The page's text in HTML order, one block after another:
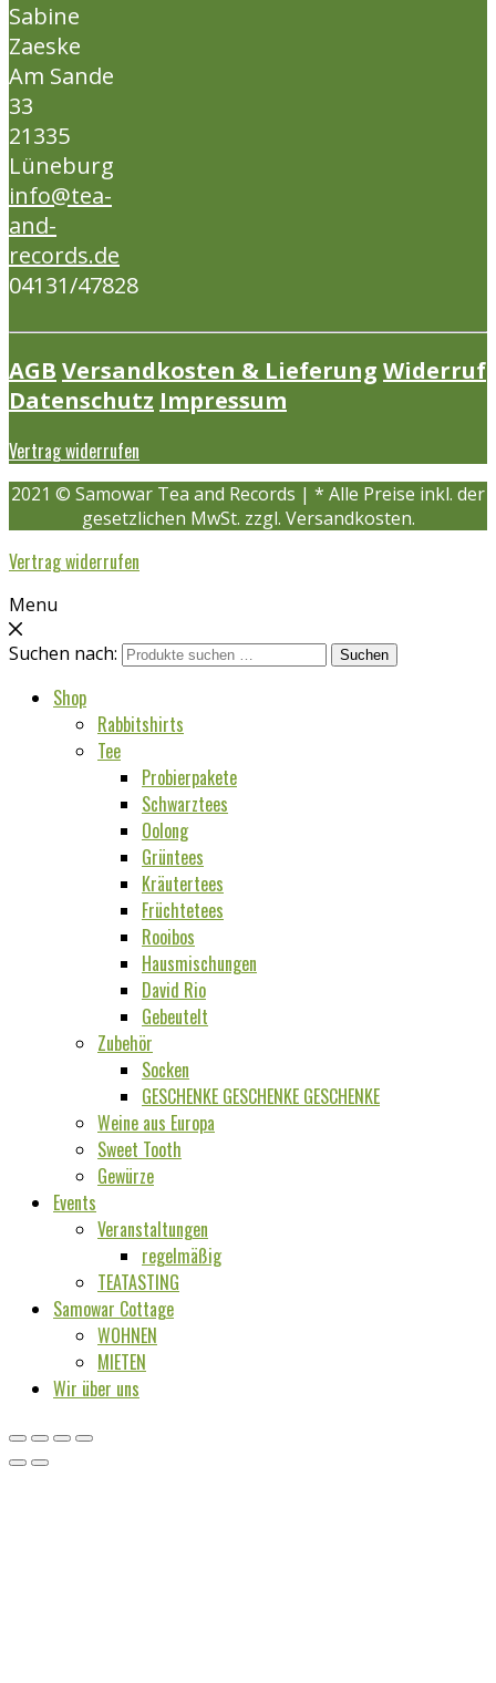
Sabine
Zaeske
Am Sande
33
21335
Lüneburg
info@tea-
and-
records.de
04131/47828
AGB Versandkosten & Lieferung Widerruf
Datenschutz Impressum
Vertrag widerrufen
2021 © Samowar Tea and Records | * Alle Preise inkl. der
gesetzlichen MwSt. zzgl. Versandkosten.
Vertrag widerrufen
Menu
Suchen nach:
Suchen
Shop
Rabbitshirts
Tee
Probierpakete
Schwarztees
Oolong
Grüntees
Kräutertees
Früchtetees
Rooibos
Hausmischungen
David Rio
Gebeutelt
Zubehör
Socken
GESCHENKE GESCHENKE GESCHENKE
Weine aus Europa
Sweet Tooth
Gewürze
Events
Veranstaltungen
regelmäßig
TEATASTING
Samowar Cottage
WOHNEN
MIETEN
Wir über uns